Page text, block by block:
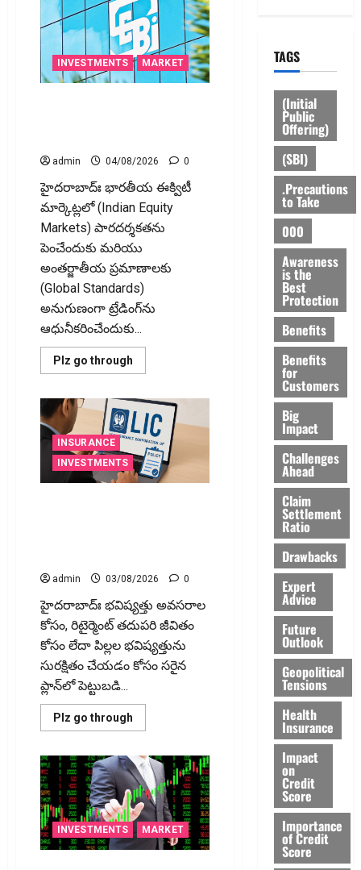
పాలసీ,
ఎండోమెంట్
రద్దు
చేసుకోవ‌చ్చా?
ఆ
డ‌బ్బుల‌ను
ఏం
INVESTMENTS MARKET
admin 04/08/2026 0
హైద‌రాబాద్ః భారతీయ ఈక్విటీ
మార్కెట్లలో (Indian Equity
Markets) పారదర్శకతను
పెంచేందుకు మరియు
అంతర్జాతీయ ప్రమాణాలకు
(Global Standards)
అనుగుణంగా ట్రేడింగ్‌ను
ఆధునీకరించేందుకు...
Plz go through
more
తెచ్చిన
కాల్
ఆక్షన్
సిస్టమ్‌తో
నిఫ్టీ
200
పాయింట్ల
జంప్..
INSURANCE
INVESTMENTS
admin 03/08/2026 0
హైద‌రాబాద్ః భవిష్యత్తు అవసరాల
కోసం, రిటైర్మెంట్ తదుపరి జీవితం
కోసం లేదా పిల్లల భవిష్యత్తును
సురక్షితం చేయడం కోసం సరైన
ప్లాన్‌లో పెట్టుబడి...
Plz go through
more
జీవ‌న్
ఉత్స‌వ్
సింగిల్
ప్రీమియం..ఒకేసారి
పెట్టుబడితో
జీవితాంతం
క్రమం
తప్పకుండా
ఆదాయం!
INVESTMENTS MARKET
TAGS
(Initial
Public
Offering)
(SBI)
.Precautions
to Take
000
Awareness
is the
Best
Protection
Benefits
Benefits
for
Customers
Big
Impact
Challenges
Ahead
Claim
Settlement
Ratio
Drawbacks
Expert
Advice
Future
Outlook
Geopolitical
Tensions
Health
Insurance
Impact
on
Credit
Score
Importance
of Credit
Score